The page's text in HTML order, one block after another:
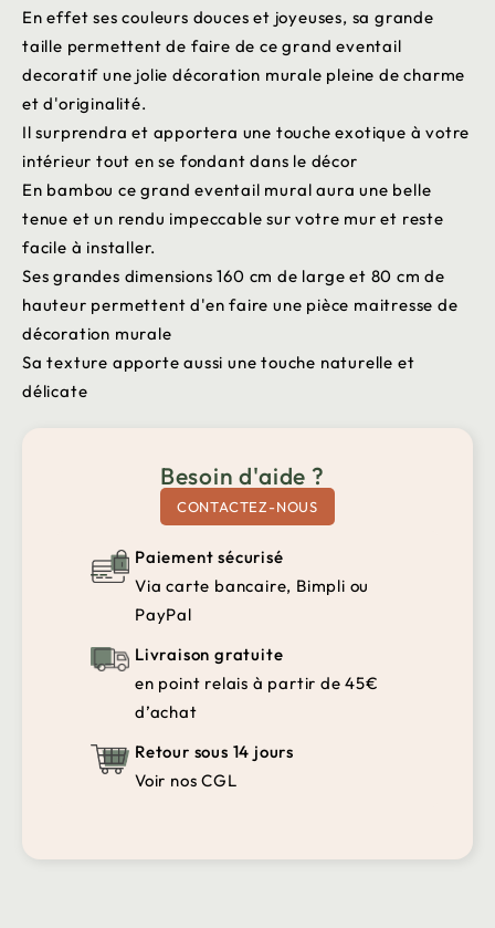
En effet ses couleurs douces et joyeuses, sa grande
taille permettent de faire de ce grand eventail
decoratif une jolie décoration murale pleine de charme
et d'originalité.
Il surprendra et apportera une touche exotique à votre
intérieur tout en se fondant dans le décor
En bambou ce grand eventail mural aura une belle
tenue et un rendu impeccable sur votre mur et reste
facile à installer.
Ses grandes dimensions 160 cm de large et 80 cm de
hauteur permettent d'en faire une pièce maitresse de
décoration murale
Sa texture apporte aussi une touche naturelle et
délicate
Besoin d'aide ?
CONTACTEZ-NOUS
Paiement sécurisé
Via carte bancaire, Bimpli ou
PayPal
Livraison gratuite
en point relais à partir de 45€
d’achat
Retour sous 14 jours
Voir nos CGL